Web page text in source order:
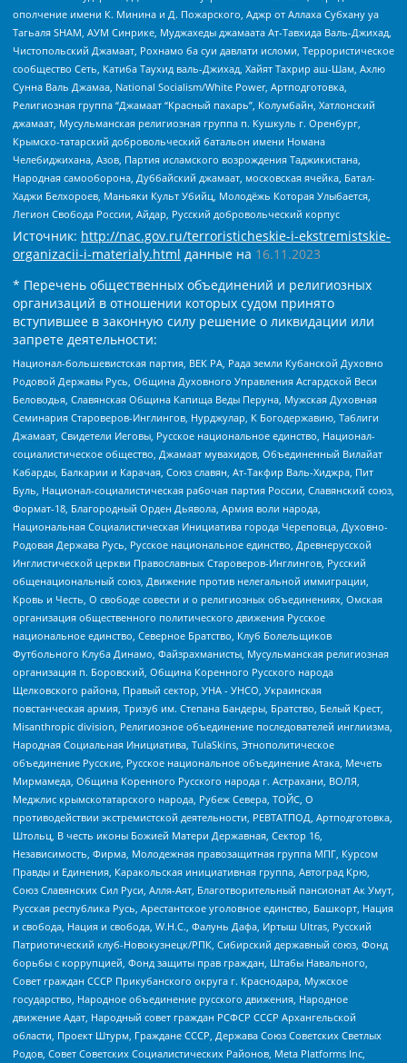
ополчение имени К. Минина и Д. Пожарского, Аджр от Аллаха Субхану уа
Тагьаля SHAM, АУМ Синрике, Муджахеды джамаата Ат-Тавхида Валь-Джихад,
Чистопольский Джамаат, Рохнамо ба суи давлати исломи, Террористическое
сообщество Сеть, Катиба Таухид валь-Джихад, Хайят Тахрир аш-Шам, Ахлю
Сунна Валь Джамаа, National Socialism/White Power, Артподготовка,
Религиозная группа “Джамаат “Красный пахарь”, Колумбайн, Хатлонский
джамаат, Мусульманская религиозная группа п. Кушкуль г. Оренбург,
Крымско-татарский добровольческий батальон имени Номана
Челебиджихана, Азов, Партия исламского возрождения Таджикистана,
Народная самооборона, Дуббайский джамаат, московская ячейка, Батал-
Хаджи Белхороев, Маньяки Культ Убийц, Молодёжь Которая Улыбается,
Легион Свобода России, Айдар, Русский добровольческий корпус
Источник: http://nac.gov.ru/terroristicheskie-i-ekstremistskie-
organizacii-i-materialy.html данные на 16.11.2023
* Перечень общественных объединений и религиозных
организаций в отношении которых судом принято
вступившее в законную силу решение о ликвидации или
запрете деятельности:
Национал-большевистская партия, ВЕК РА, Рада земли Кубанской Духовно
Родовой Державы Русь, Община Духовного Управления Асгардской Веси
Беловодья, Славянская Община Капища Веды Перуна, Мужская Духовная
Семинария Староверов-Инглингов, Нурджулар, К Богодержавию, Таблиги
Джамаат, Свидетели Иеговы, Русское национальное единство, Национал-
социалистическое общество, Джамаат мувахидов, Объединенный Вилайат
Кабарды, Балкарии и Карачая, Союз славян, Ат-Такфир Валь-Хиджра, Пит
Буль, Национал-социалистическая рабочая партия России, Славянский союз,
Формат-18, Благородный Орден Дьявола, Армия воли народа,
Национальная Социалистическая Инициатива города Череповца, Духовно-
Родовая Держава Русь, Русское национальное единство, Древнерусской
Инглистической церкви Православных Староверов-Инглингов, Русский
общенациональный союз, Движение против нелегальной иммиграции,
Кровь и Честь, О свободе совести и о религиозных объединениях, Омская
организация общественного политического движения Русское
национальное единство, Северное Братство, Клуб Болельщиков
Футбольного Клуба Динамо, Файзрахманисты, Мусульманская религиозная
организация п. Боровский, Община Коренного Русского народа
Щелковского района, Правый сектор, УНА - УНСО, Украинская
повстанческая армия, Тризуб им. Степана Бандеры, Братство, Белый Крест,
Misanthropic division, Религиозное объединение последователей инглиизма,
Народная Социальная Инициатива, TulaSkins, Этнополитическое
объединение Русские, Русское национальное объединение Атака, Мечеть
Мирмамеда, Община Коренного Русского народа г. Астрахани, ВОЛЯ,
Меджлис крымскотатарского народа, Рубеж Севера, ТОЙС, О
противодействии экстремистской деятельности, РЕВТАТПОД, Артподготовка,
Штольц, В честь иконы Божией Матери Державная, Сектор 16,
Независимость, Фирма, Молодежная правозащитная группа МПГ, Курсом
Правды и Единения, Каракольская инициативная группа, Автоград Крю,
Союз Славянских Сил Руси, Алля-Аят, Благотворительный пансионат Ак Умут,
Русская республика Русь, Арестантское уголовное единство, Башкорт, Нация
и свобода, Нация и свобода, W.H.С., Фалунь Дафа, Иртыш Ultras, Русский
Патриотический клуб-Новокузнецк/РПК, Сибирский державный союз, Фонд
борьбы с коррупцией, Фонд защиты прав граждан, Штабы Навального,
Совет граждан СССР Прикубанского округа г. Краснодара, Мужское
государство, Народное объединение русского движения, Народное
движение Адат, Народный совет граждан РСФСР СССР Архангельской
области, Проект Штурм, Граждане СССР, Держава Союз Советских Светлых
Родов, Совет Советских Социалистических Районов, Meta Platforms Inc,